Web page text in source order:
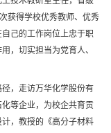
获得学校优秀教师、优秀
己的工作岗位上忠于职
，切实担当为党育人、
，走访万华化学股份有
等企业，为校企共育贡
，教授的《高分子材料